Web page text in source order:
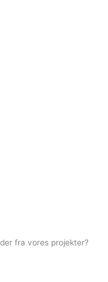
fra vores projekter?